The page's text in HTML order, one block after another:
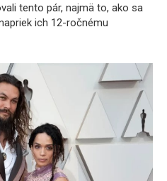
tento pár, najmä to, ako sa
ich 12-ročnému